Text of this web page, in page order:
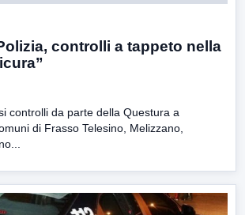
controlli a tappeto nella
controlli da parte della Questura a
di Frasso Telesino, Melizzano,